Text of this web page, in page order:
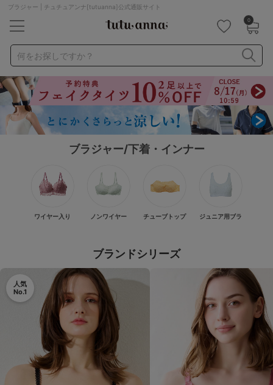
ブラジャー | チュチュアンナ[tutuanna]公式通販サイト
0
何をお探しですか？
ナイトブラ ノンワイヤー 特盛ブラ
チューブトップ
折り畳み
パジャマ ストッキング
キャミソール
育乳ブラ アームカバー
カテゴリから探す
メンズ
マタニティ ギフトラッピング
SALE
サイズからブラを探す
ブラジャー/下着・インナー
ワイヤー入り ノンワイヤー チューブトップ ジュニア用ブラ
ブランドシリーズ
人気
No.1